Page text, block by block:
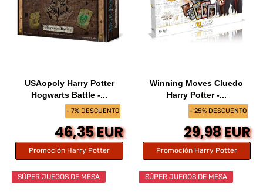
- 7% DESCUENTO
USAopoly Harry Potter
Hogwarts Battle -...
46,35 EUR
Promoción Harry Potter
- 25% DESCUENTO
Winning Moves Cluedo
Harry Potter -...
29,98 EUR
Promoción Harry Potter
SÚPER JUEGOS DE MESA SÚPER JUEGOS DE MESA